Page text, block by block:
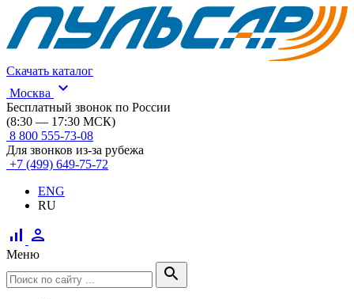
Скачать каталог
Москва
expand_more
Бесплатный звонок по России
(8:30 — 17:30 МСК)
8 800 555-73-08
Для звонков из-за рубежа
+7 (499) 649-75-72
ENG
RU
signal_cellular_alt person
Меню
search